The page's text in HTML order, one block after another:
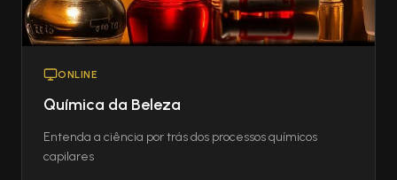
ONLINE
Química da Beleza
Entenda a ciência por trás dos processos químicos
capilares